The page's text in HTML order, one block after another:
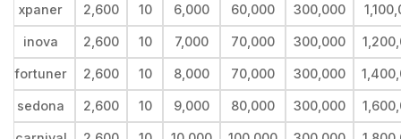
xpaner 2,600 10 6,000 60,000 300,000
inova 2,600 10 7,000 70,000 300,000
fortuner 2,600 10 8,000 70,000 300,000
sedona 2,600 10 9,000 80,000 300,000